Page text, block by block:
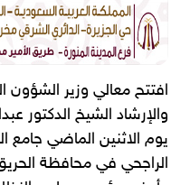
افتتح معالي وزير الشؤون
والإرشاد الشيخ الدكتور
يوم الاثنين الماضي جامع
الراجحي في محافظة